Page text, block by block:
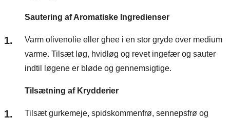
Sautering af Aromatiske Ingredienser
Varm olivenolie eller ghee i en stor gryde over medium
varme. Tilsæt løg, hvidløg og revet ingefær og sauter
indtil løgene er bløde og gennemsigtige.
Tilsætning af Krydderier
Tilsæt gurkemeje, spidskommenfrø, sennepsfrø og